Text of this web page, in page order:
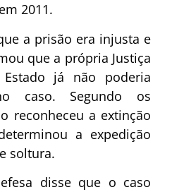
2011.
a prisão era injusta e
que a própria Justiça
já não poderia
caso. Segundo os
reconheceu a extinção
a expedição
soltura.
disse que o caso